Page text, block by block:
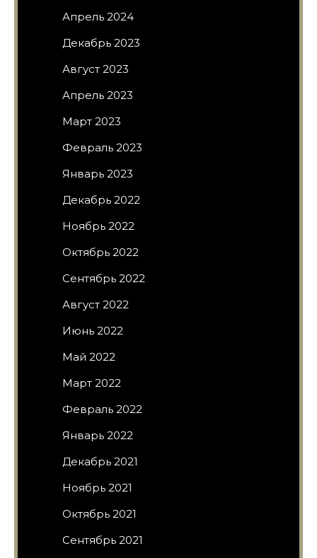
Апрель 2024
Декабрь 2023
Август 2023
Апрель 2023
Март 2023
Февраль 2023
Январь 2023
Декабрь 2022
Ноябрь 2022
Октябрь 2022
Сентябрь 2022
Август 2022
Июнь 2022
Май 2022
Март 2022
Февраль 2022
Январь 2022
Декабрь 2021
Ноябрь 2021
Октябрь 2021
Сентябрь 2021